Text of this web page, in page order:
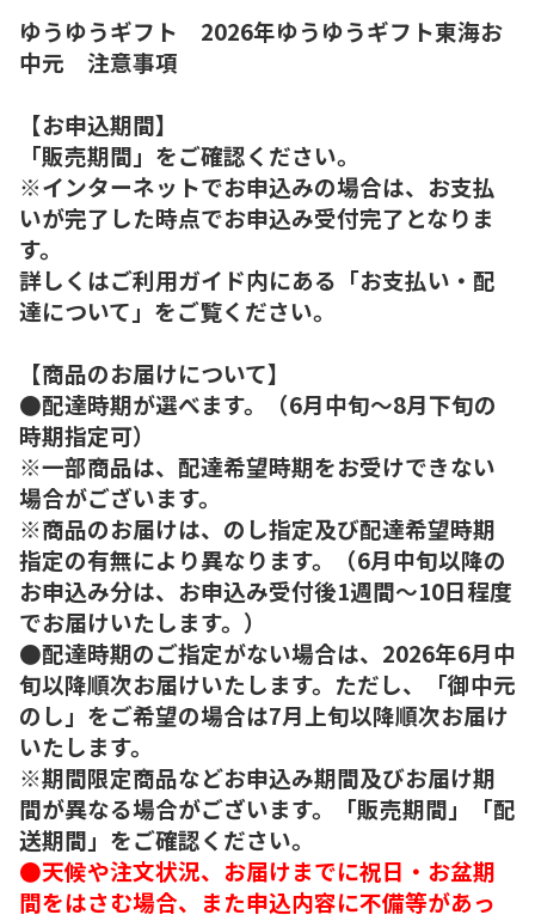
ゆうゆうギフト 2026年ゆうゆうギフト東海お
中元 注意事項
【お申込期間】
「販売期間」をご確認ください。
※インターネットでお申込みの場合は、お支払
いが完了した時点でお申込み受付完了となりま
す。
詳しくはご利用ガイド内にある「お支払い・配
達について」をご覧ください。
【商品のお届けについて】
●配達時期が選べます。（6月中旬～8月下旬の
時期指定可）
※一部商品は、配達希望時期をお受けできない
場合がございます。
※商品のお届けは、のし指定及び配達希望時期
指定の有無により異なります。（6月中旬以降の
お申込み分は、お申込み受付後1週間～10日程度
でお届けいたします。）
●配達時期のご指定がない場合は、2026年6月中
旬以降順次お届けいたします。ただし、「御中元
のし」をご希望の場合は7月上旬以降順次お届け
いたします。
※期間限定商品などお申込み期間及びお届け期
間が異なる場合がございます。「販売期間」「配
送期間」をご確認ください。
●天候や注文状況、お届けまでに祝日・お盆期
間をはさむ場合、また申込内容に不備等があっ